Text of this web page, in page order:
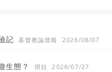
記 基督教論壇報 2026/08/07
生態？ 琪拉 2026/07/27